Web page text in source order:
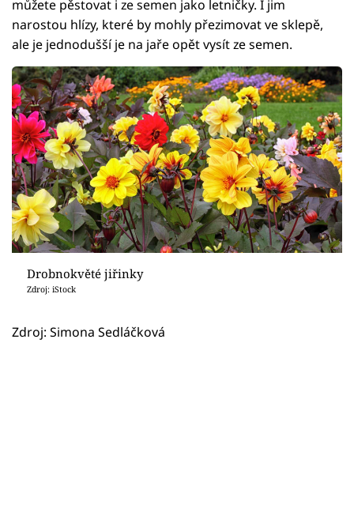
můžete pěstovat i ze semen jako letničky. I jim
narostou hlízy, které by mohly přezimovat ve sklepě,
ale je jednodušší je na jaře opět vysít ze semen.
Drobnokvěté jiřinky
Zdroj: iStock
Zdroj: Simona Sedláčková